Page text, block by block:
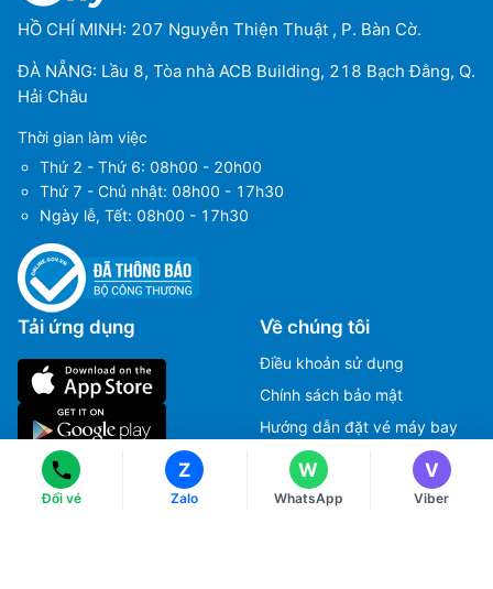
HỒ CHÍ MINH: 207 Nguyễn Thiện Thuật , P. Bàn Cờ.
ĐÀ NẴNG: Lầu 8, Tòa nhà ACB Building, 218 Bạch Đằng, Q.
Hải Châu
Thời gian làm việc
Thứ 2 - Thứ 6: 08h00 - 20h00
Thứ 7 - Chủ nhật: 08h00 - 17h30
Ngày lễ, Tết: 08h00 - 17h30
Tải ứng dụng
Liên hệ với chúng tôi
Về chúng tôi
Điều khoản sử dụng
Chính sách bảo mật
Hướng dẫn đặt vé máy bay
Chính sách thanh toán
Chính sách xử lý khiếu nại
Đổi vé
Z
Zalo
W
WhatsApp
(+84) 70 854 1213
Ms Huỳnh
V
Viber
(+84) 70 854 1213
Ms Huỳnh